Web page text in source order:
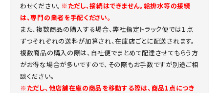
わせください。 ※ただし、接続はできません。給排水等の接続
は、専門の業者を手配ください。
また、複数商品の購入する場合、弊社指定トラック便では１点
ずつそれぞれの送料が加算され、在庫店ごとに配送されます。
複数商品の購入の際は、自社便でまとめて配達させてもらう方
がお得な場合が多いですので、その際もお手数ですが別途ご相
談ください。
※ただし、他店舗在庫の商品を移動する際は、商品1点につき